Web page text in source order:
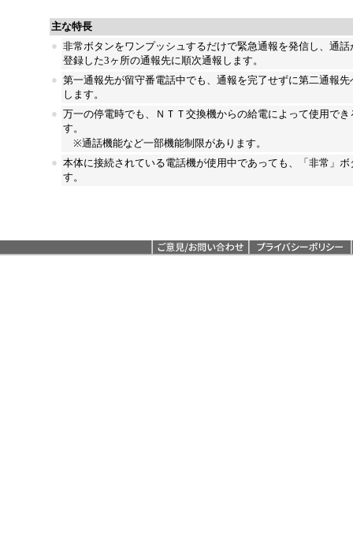
主な特長
● 非常ボタンをワンプッシュするだけで緊急通報を発信し、通
登録した3ヶ所の通報先に順次通報します。
● 第一通報先が留守番電話中でも、通報を完了せずに第二通報
します。
● 万一の停電時でも、ＮＴＴ交換機からの給電によって使用で
す。
※通話機能など一部機能制限があります。
● 本体に接続されている電話機が使用中であっても、「非常」
す。